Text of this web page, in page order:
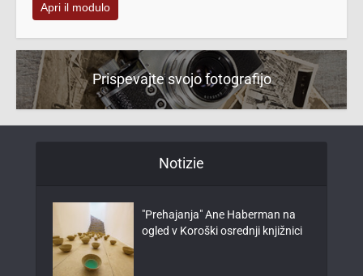
Apri il modulo
Prispevajte svojo fotografijo
Notizie
"Prehajanja" Ane Haberman na
ogled v Koroški osrednji knjižnici